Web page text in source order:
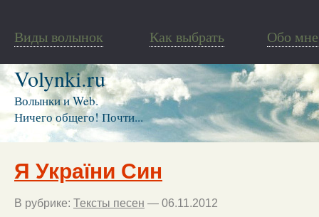
Виды волынок Как выбрать Обо мне
Volynki.ru
Волынки и Web.
Ничего общего! Почти...
Я України Син
В рубрике: Тексты песен — 06.11.2012